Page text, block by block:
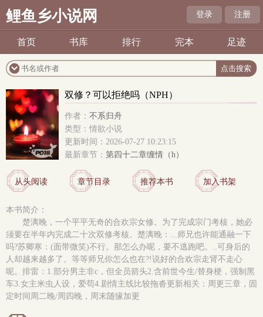
鲤鱼乡小说网 登录 注册
首页 书库 排行 完本 足迹
双修？可以拒绝吗（NPH）
作者： 不系归舟
类型：情欲小说
更新时间：2026-07-27 10:23:15
最新章节： 第四十二章缠情（h）
从头阅读 章节目录 推荐本书 加入书架
本书简介：
楚漓晚，一个平平无奇的合欢宗女修。为了完成宗门考核，她必
须要在半年内完成二十次双修考核。楚漓晚：...师兄也许能通融一下
吗?苏卿寒：(面带微笑)不行。那怎么办呢，要不逃跑吧。..可身后的
人却越来越多了。等等师兄你怎么也在?!说好的合欢宗走肾不走心
呢。排雷：1.部分男主非c，但全员箭头2.含前世今生/替身梗，强制黑
车3.女主米虫人设，爱苟4.剧情主线比较拖沓更新相关：周更三章，固
定时间周二晚/周四晚，周末随缘加更